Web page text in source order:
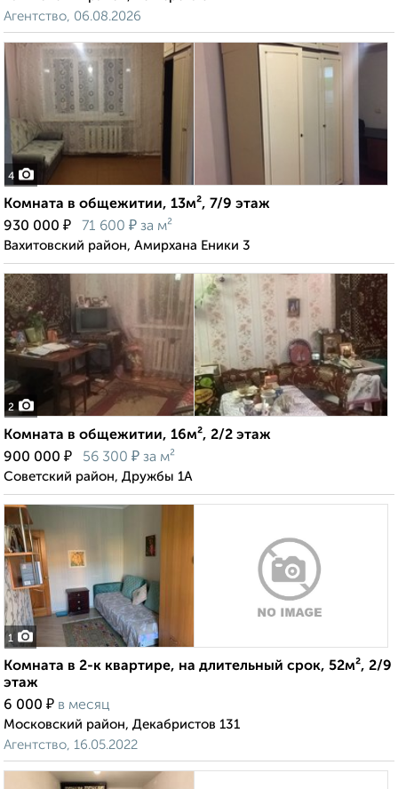
Агентство, 06.08.2026
4
Комната в общежитии, 13м², 7/9 этаж
930 000 ₽ 71 600 ₽ за м²
Вахитовский район, Амирхана Еники 3
2
Комната в общежитии, 16м², 2/2 этаж
900 000 ₽ 56 300 ₽ за м²
Советский район, Дружбы 1А
1
Комната в 2-к квартире, на длительный срок, 52м², 2/9
этаж
6 000 ₽ в месяц
Московский район, Декабристов 131
Агентство, 16.05.2022